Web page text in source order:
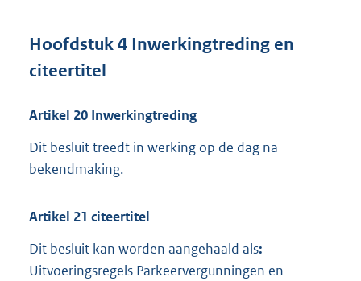
Hoofdstuk4 Inwerkingtreding en
citeertitel
Artikel 20 Inwerkingtreding
Dit besluit treedt in werking op de dag na
bekendmaking.
Artikel 21 citeertitel
Dit besluit kan worden aangehaald als:
Uitvoeringsregels Parkeervergunningen en